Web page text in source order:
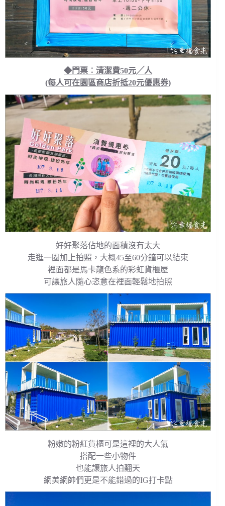
◆門票︰清潔費50元╱人
(每人可在園區商店折抵20元優惠券)
好好聚落佔地的面積沒有太大
走逛一圈加上拍照，大概45至60分鐘可以結束
裡面都是馬卡龍色系的彩虹貨櫃屋
可讓旅人隨心恣意在裡面輕鬆地拍照
粉嫩的粉紅貨櫃可是這裡的大人氣
搭配一些小物件
也能讓旅人拍翻天
網美網帥們更是不能錯過的IG打卡點